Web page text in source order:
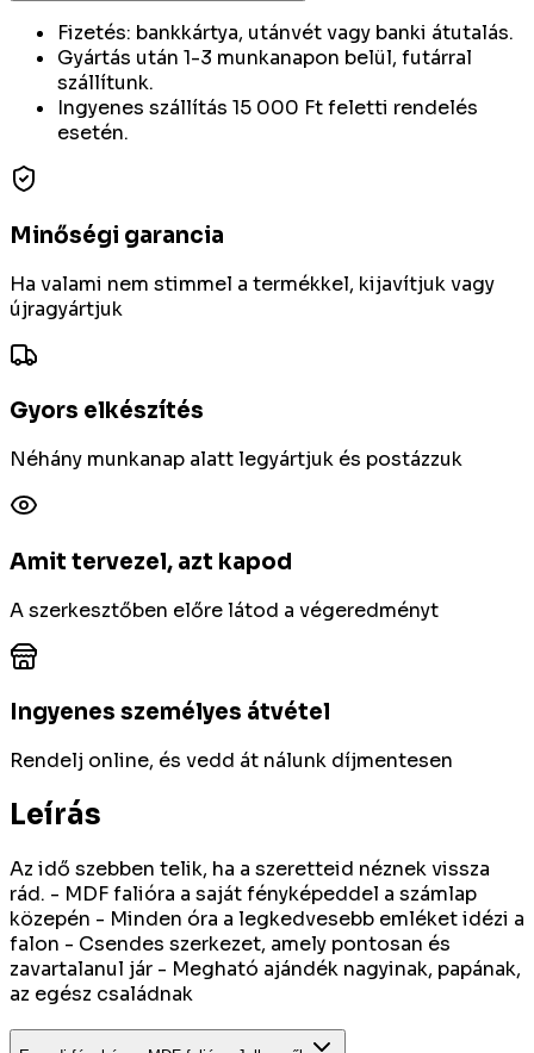
Fizetés: bankkártya, utánvét vagy banki átutalás.
Gyártás után 1-3 munkanapon belül, futárral
szállítunk.
Ingyenes szállítás 15 000 Ft feletti rendelés
esetén.
Minőségi garancia
Ha valami nem stimmel a termékkel, kijavítjuk vagy
újragyártjuk
Gyors elkészítés
Néhány munkanap alatt legyártjuk és postázzuk
Amit tervezel, azt kapod
A szerkesztőben előre látod a végeredményt
Ingyenes személyes átvétel
Rendelj online, és vedd át nálunk díjmentesen
Leírás
Az idő szebben telik, ha a szeretteid néznek vissza
rád. - MDF falióra a saját fényképeddel a számlap
közepén - Minden óra a legkedvesebb emléket idézi a
falon - Csendes szerkezet, amely pontosan és
zavartalanul jár - Megható ajándék nagyinak, papának,
az egész családnak